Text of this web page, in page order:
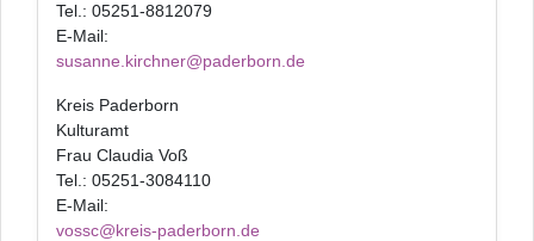
Tel.: 05251-8812079
E-Mail:
susanne.kirchner@paderborn.de
Kreis Paderborn
Kulturamt
Frau Claudia Voß
Tel.: 05251-3084110
E-Mail:
vossc@kreis-paderborn.de